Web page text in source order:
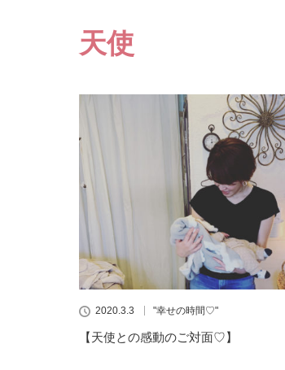
天使
2020.3.3 "幸せの時間♡"
【天使との感動のご対面♡】